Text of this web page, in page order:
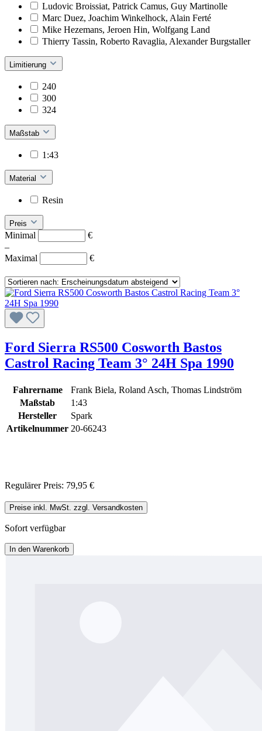
Ludovic Broissiat, Patrick Camus, Guy Martinolle
Marc Duez, Joachim Winkelhock, Alain Ferté
Mike Hezemans, Jeroen Hin, Wolfgang Land
Thierry Tassin, Roberto Ravaglia, Alexander Burgstaller
Limitierung
240
300
324
Maßstab
1:43
Material
Resin
Preis
Minimal
€
–
Maximal
€
Ford Sierra RS500 Cosworth Bastos
Castrol Racing Team 3° 24H Spa 1990
Fahrername
Frank Biela, Roland Asch, Thomas Lindström
Maßstab
1:43
Hersteller
Spark
Artikelnummer 20-66243
Regulärer Preis: 79,95 €
Preise inkl. MwSt. zzgl. Versandkosten
Sofort verfügbar
In den Warenkorb